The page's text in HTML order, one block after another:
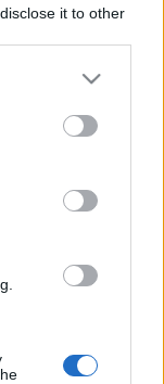
it to other
or more Google
may click to
party tags to
in below Google
kulturális
támogatás
és működik a
turnézó
Alapítása óta
Hollandia,
Kína, a Fülöp-